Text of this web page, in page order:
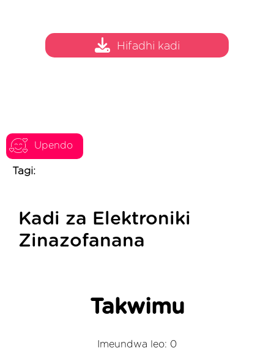
Upendo
Tagi:
Hifadhi kadi
Kadi za Elektroniki
Zinazofanana
Takwimu
Imeundwa leo: 0